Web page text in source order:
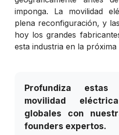
imponga. La movilidad
plena reconfiguración, y
hoy los grandes
esta industria en la próxima
Profundiza estas
movilidad
globales con
founders expertos.